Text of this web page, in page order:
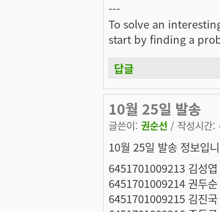
---
To solve an
start by finding a
답글
10월 25일 발송
글쓴이: 권순선 / 작성시간
10월 25일 발송 정보입
6451701009213 김성엽
6451701009214 권두순
6451701009215 김진국